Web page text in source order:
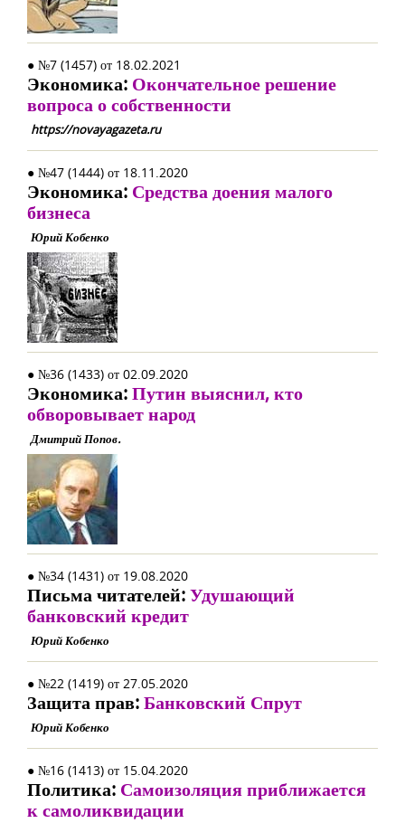
● №7 (1457) от 18.02.2021
Экономика: Окончательное решение
вопроса о собственности
https://novayagazeta.ru
● №47 (1444) от 18.11.2020
Экономика: Средства доения малого
бизнеса
Юрий Кобенко
● №36 (1433) от 02.09.2020
Экономика:Путин выяснил, кто
обворовывает народ
Дмитрий Попов.
● №34 (1431) от 19.08.2020
Письма читателей:Удушающий
банковский кредит
Юрий Кобенко
● №22 (1419) от 27.05.2020
Защита прав:Банковский Спрут
Юрий Кобенко
● №16 (1413) от 15.04.2020
Политика: Самоизоляция приближается
к самоликвидации